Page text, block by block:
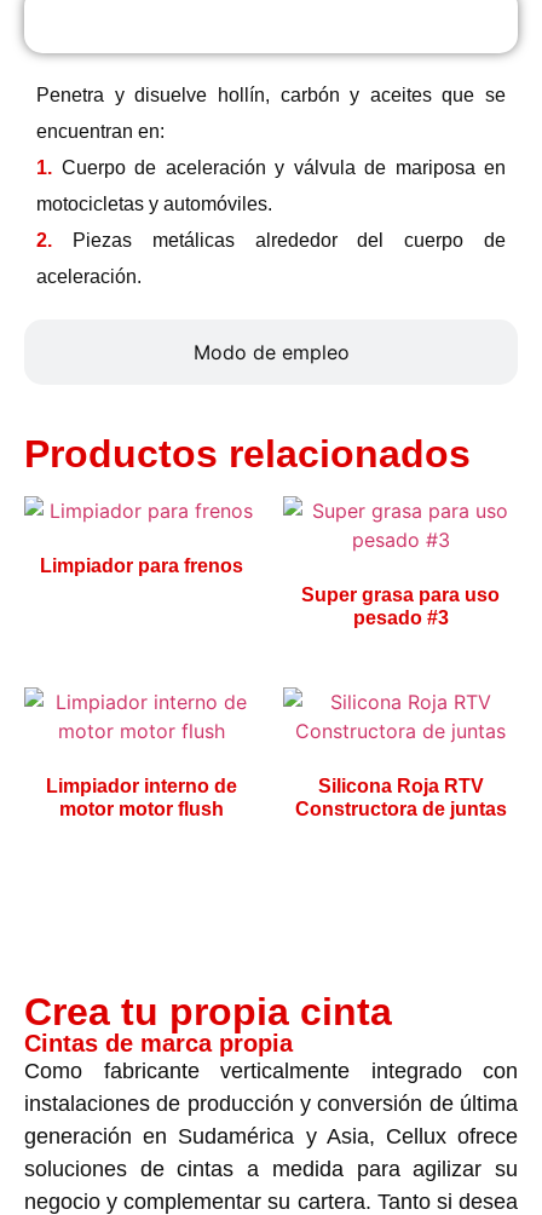
Modo de empleo
Penetra y disuelve hollín, carbón y aceites que se
encuentran en:
1. Cuerpo de aceleración y válvula de mariposa en
motocicletas y automóviles.
2.
Piezas metálicas alrededor del cuerpo de
aceleración.
Productos relacionados
Limpiador para frenos
Super grasa para uso
pesado #3
Limpiador interno de
motor motor flush
Silicona Roja RTV
Constructora de juntas
Crea tu propia cinta
Cintas de marca propia
Como fabricante verticalmente integrado con
instalaciones de producción y conversión de última
generación en Sudamérica y Asia, Cellux ofrece
soluciones de cintas a medida para agilizar su
negocio y complementar su cartera. Tanto si desea